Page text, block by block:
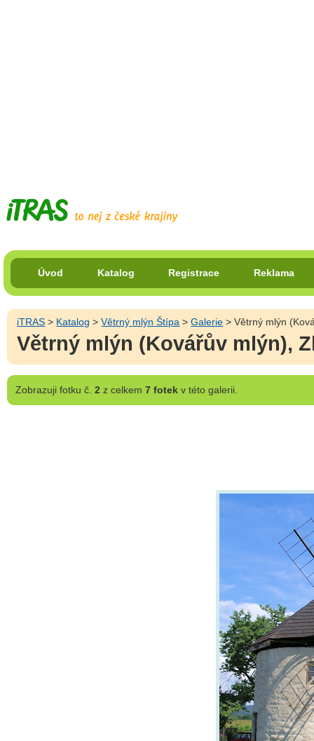
Úvod Katalog Registrace Reklama
iTRAS > Katalog >Větrný mlýn Štípa >Galerie > Větrný mlýn
Větrný mlýn (Kovářův mlýn),
Zobrazujifotku č. 2 z celkem 7 fotekv této galerii.